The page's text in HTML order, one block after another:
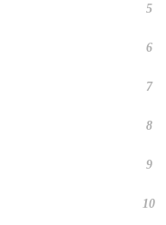
5
6
7
8
9
10